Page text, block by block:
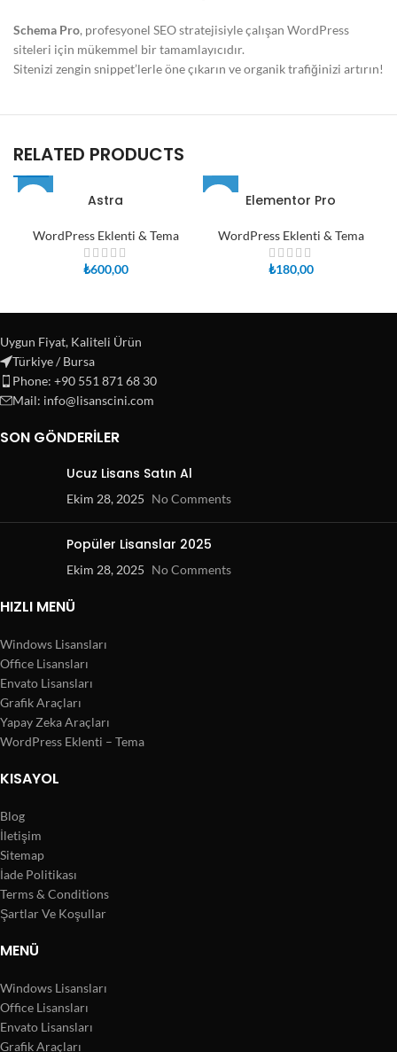
Schema Pro, profesyonel SEO stratejisiyle çalışan WordPress
siteleri için mükemmel bir tamamlayıcıdır.
Sitenizi zengin snippet’lerle öne çıkarın ve organik trafiğinizi artırın!
RELATED PRODUCTS
Astra
WordPress Eklenti & Tema
₺600,00
Elementor Pro
WordPress Eklenti & Tema
₺180,00
Uygun Fiyat, Kaliteli Ürün
Türkiye / Bursa
Phone: +90 551 871 68 30
Mail: info@lisanscini.com
SON GÖNDERILER
Ucuz Lisans Satın Al
Ekim 28, 2025 No Comments
Popüler Lisanslar 2025
Ekim 28, 2025 No Comments
HIZLI MENÜ
Windows Lisansları
Office Lisansları
Envato Lisansları
Grafik Araçları
Yapay Zeka Araçları
WordPress Eklenti – Tema
KISAYOL
Blog
İletişim
Sitemap
İade Politikası
Terms & Conditions
Şartlar Ve Koşullar
MENÜ
Windows Lisansları
Office Lisansları
Envato Lisansları
Grafik Araçları